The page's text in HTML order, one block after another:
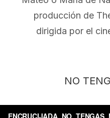
producción de
dirigida por el
NO